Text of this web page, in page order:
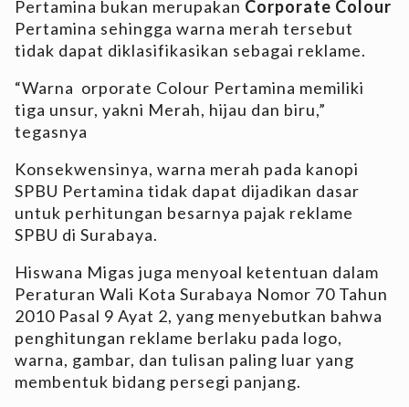
Pertamina bukan merupakan Corporate Colour
Pertamina sehingga warna merah tersebut
tidak dapat diklasifikasikan sebagai reklame.
“Warna orporate Colour Pertamina memiliki
tiga unsur, yakni Merah, hijau dan biru,”
tegasnya
Konsekwensinya, warna merah pada kanopi
SPBU Pertamina tidak dapat dijadikan dasar
untuk perhitungan besarnya pajak reklame
SPBU di Surabaya.
Hiswana Migas juga menyoal ketentuan dalam
Peraturan Wali Kota Surabaya Nomor 70 Tahun
2010 Pasal 9 Ayat 2, yang menyebutkan bahwa
penghitungan reklame berlaku pada logo,
warna, gambar, dan tulisan paling luar yang
membentuk bidang persegi panjang.